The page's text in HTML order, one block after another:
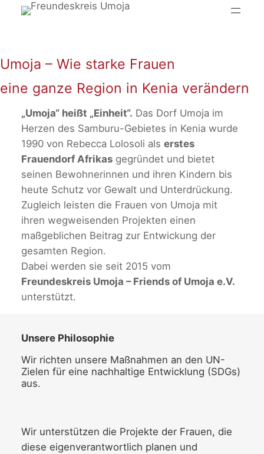
Umoja – Wie starke Frauen
eine ganze Region in Kenia verändern
„Umoja“ heißt „Einheit“. Das Dorf Umoja im
Herzen des Samburu-Gebietes in Kenia wurde
1990 von Rebecca Lolosoli als erstes
Frauendorf Afrikasgegründet und bietet
seinen Bewohnerinnen und ihren Kindern bis
heute Schutz vor Gewalt und Unterdrückung.
Zugleich leisten die Frauen von Umoja mit
ihren wegweisenden Projekten einen
maßgeblichen Beitrag zur Entwickung der
gesamten Region.
Dabei werden sie seit 2015 vom
Freundeskreis Umoja – Friends of Umoja e.V.
unterstützt.
Unsere Philosophie
Wir richten unsere Maßnahmen an den UN-
Zielen für eine nachhaltige Entwicklung (SDGs)
aus.
Wir unterstützen die Projekte der Frauen, die
diese eigenverantwortlich planen und